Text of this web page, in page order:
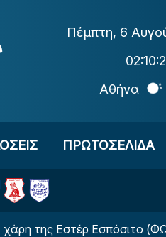
Πέμπτη, 6
Αθήνα
ΠΡΩΤΟΣΕΛΙΔΑ
Εστέρ Εσπόσιτο (ΦΩΤΟ)